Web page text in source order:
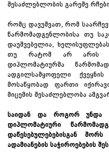
შესაძლებლობის გარეშე
რომც დავუშვათ, რომ
წარმომადგენლობისა თუ
დაუშვებელია,
თუ რატომ არ არის
დიპლომატიურმა
ადგილსამყოფელი
მოსაწყობად ფართი
მიცემის შესაძლებლობა
საიდან და როგორ უნდა
დიპლომატიური
დაწესებულებებისგან
ადამიანების საჭიროებების